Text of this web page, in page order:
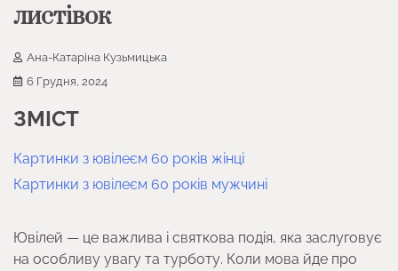
листівок
Ана-Катаріна Кузьмицька
6 Грудня, 2024
ЗМІСТ
Картинки з ювілеєм 60 років жінці
Картинки з ювілеєм 60 років мужчині
Ювілей — це важлива і святкова подія, яка заслуговує
на особливу увагу та турботу. Коли мова йде про